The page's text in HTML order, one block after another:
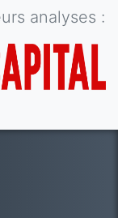
analyses :